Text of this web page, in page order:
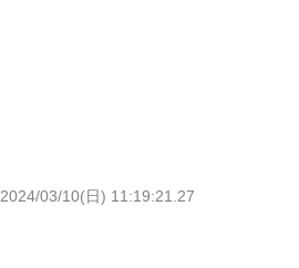
2024/03/10(日) 11:19:21.27